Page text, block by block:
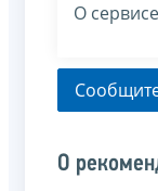
О сервисе
О